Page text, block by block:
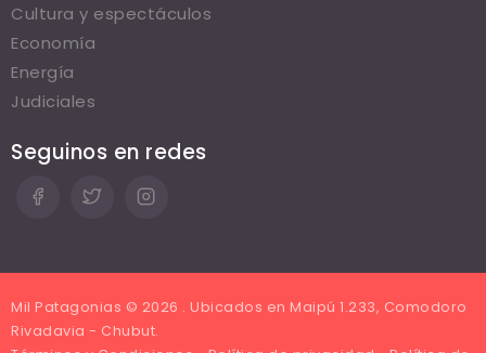
Cultura y espectáculos
Economía
Energía
Judiciales
Seguinos en redes
Mil Patagonias © 2026 . Ubicados en Maipú 1.233, Comodoro
Rivadavia - Chubut.